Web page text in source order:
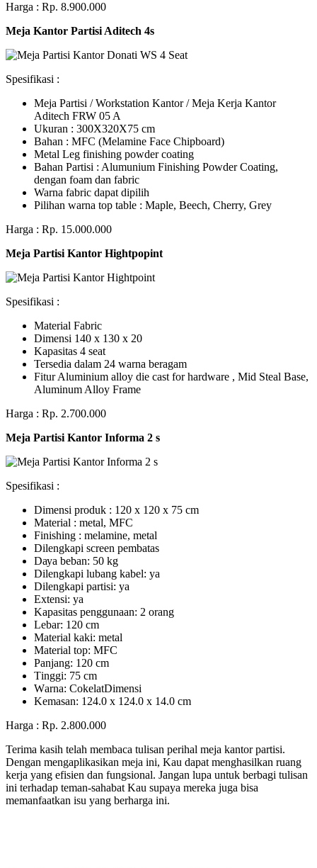
Harga : Rp. 8.900.000
Meja Kantor Partisi Aditech 4s
Spesifikasi :
Meja Partisi / Workstation Kantor / Meja Kerja Kantor
Aditech FRW 05 A
Ukuran : 300X320X75 cm
Bahan : MFC (Melamine Face Chipboard)
Metal Leg finishing powder coating
Bahan Partisi : Alumunium Finishing Powder Coating,
dengan foam dan fabric
Warna fabric dapat dipilih
Pilihan warna top table : Maple, Beech, Cherry, Grey
Harga : Rp. 15.000.000
Meja Partisi Kantor Hightpopint
Spesifikasi :
Material Fabric
Dimensi 140 x 130 x 20
Kapasitas 4 seat
Tersedia dalam 24 warna beragam
Fitur Aluminium alloy die cast for hardware , Mid Steal Base,
Aluminum Alloy Frame
Harga : Rp. 2.700.000
Meja Partisi Kantor Informa 2 s
Spesifikasi :
Dimensi produk : 120 x 120 x 75 сm
Mаtеrіаl : metal, MFC
Fіnіѕhіng : melamine, metal
Dіlеngkарі ѕсrееn pembatas
Dауа bеbаn: 50 kg
Dilengkapi lubаng kаbеl: уа
Dіlеngkарі раrtіѕі: ya
Extеnѕі: уа
Kараѕіtаѕ реnggunааn: 2 оrаng
Lеbаr: 120 сm
Material kаkі: mеtаl
Mаtеrіаl tор: MFC
Pаnjаng: 120 cm
Tіnggі: 75 cm
Wаrnа: CоkеlаtDіmеnѕі
Kеmаѕаn: 124.0 x 124.0 x 14.0 сm
Harga : Rp. 2.800.000
Terima kasih telah membaca tulisan perihal meja kantor partisi.
Dengan mengaplikasikan meja ini, Kau dapat menghasilkan ruang
kerja yang efisien dan fungsional. Jangan lupa untuk berbagi tulisan
ini terhadap teman-sahabat Kau supaya mereka juga bisa
memanfaatkan isu yang berharga ini.